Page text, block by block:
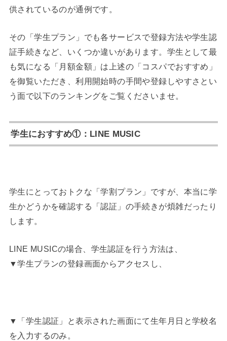
供されているのが通例です。
その「学生プラン」でも各サービスで登録方法や学生認
証手続きなど、いくつか違いがあります。学生として最
も気になる「月額金額」は上述の「コスパでおすすめ」
を御覧いただき、利用開始時の手間や登録しやすさとい
う面で以下のランキングをご覧くださいませ。
学生におすすめ①：LINE MUSIC
学生にとっておトクな「学割プラン」ですが、本当に学
生かどうかを確認する「認証」の手続きが煩雑だったり
します。
LINE MUSICの場合、学生認証を行う方法は、
▼学生プランの登録画面からアクセスし、
▼「学生認証」と表示された画面にて生年月日と学校名
を入力するのみ。